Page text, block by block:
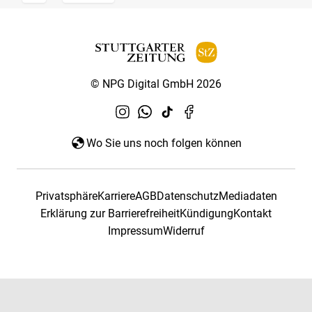
© NPG Digital GmbH 2026
Wo Sie uns noch folgen können
PrivatsphäreKarriereAGBDatenschutzMediadaten
Erklärung zur BarrierefreiheitKündigungKontakt
ImpressumWiderruf